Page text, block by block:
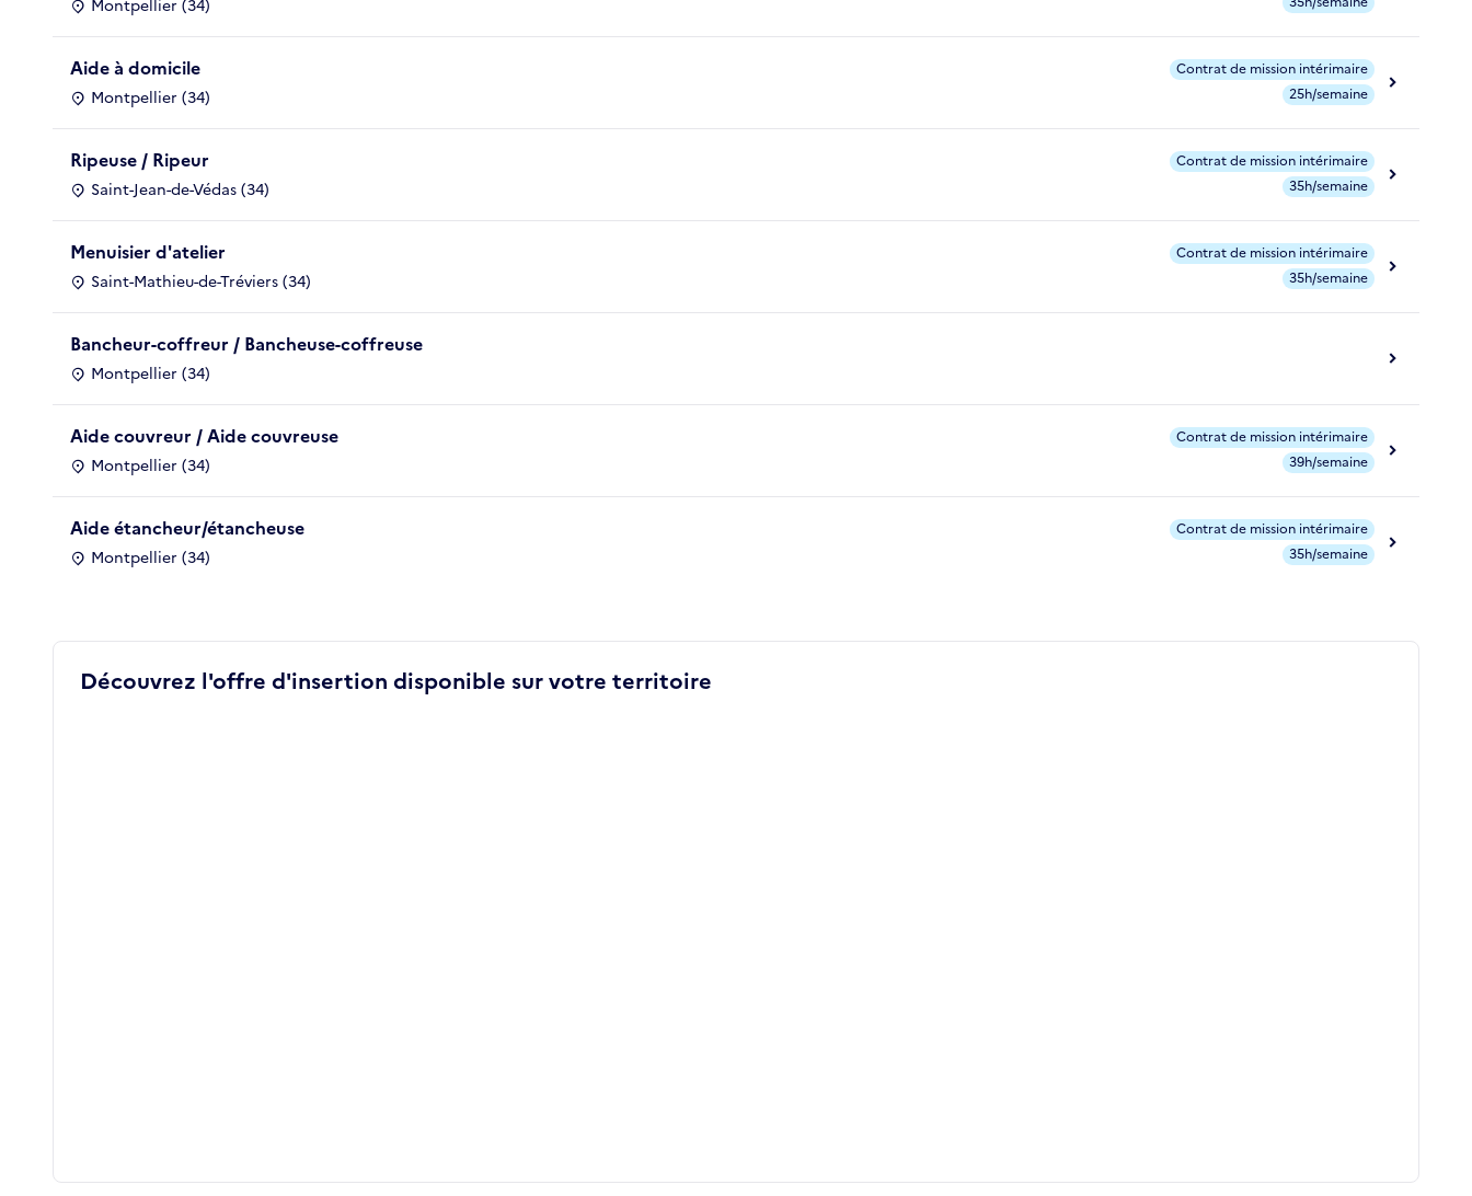
Montpellier (34)
Aide à domicile
Montpellier (34)
Contrat de mission intérimaire
25h/semaine
Ripeuse / Ripeur
Saint-Jean-de-Védas (34)
Contrat de mission intérimaire
35h/semaine
Menuisier d'atelier
Saint-Mathieu-de-Tréviers (34)
Contrat de mission intérimaire
35h/semaine
Bancheur-coffreur / Bancheuse-coffreuse
Montpellier (34)
Aide couvreur / Aide couvreuse
Montpellier (34)
Contrat de mission intérimaire
39h/semaine
Aide étancheur/étancheuse
Montpellier (34)
Contrat de mission intérimaire
35h/semaine
Découvrez l'offre d'insertion disponible sur votre territoire